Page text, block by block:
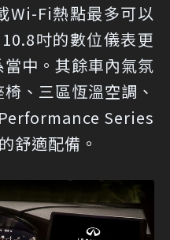
Wi-Fi熱點最多可以
吋的數位儀表更
中。其餘車內氣氛
、三區恆溫空調、
Series
舒適配備。